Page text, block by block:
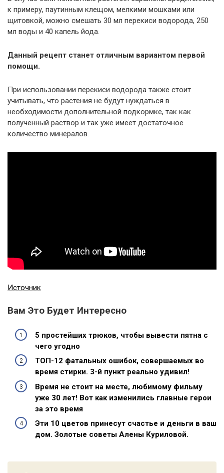
к примеру, паутинным клещом, мелкими мошками или
щитовкой, можно смешать 30 мл перекиси водорода, 250
мл воды и 40 капель йода.
Данный рецепт станет отличным вариантом первой
помощи.
При использовании перекиси водорода также стоит
учитывать, что растения не будут нуждаться в
необходимости дополнительной подкормке, так как
полученный раствор и так уже имеет достаточное
количество минералов.
Источник
Вам Это Будет Интересно
5 простейших трюков, чтобы вывести пятна с
чего угодно
ТОП-12 фатальных ошибок, совершаемых во
время стирки. 3-й пункт реально удивил!
Время не стоит на месте, любимому фильму
уже 30 лет! Вот как изменились главные герои
за это время
Эти 10 цветов принесут счастье и деньги в ваш
дом. Золотые советы Алены Куриловой.